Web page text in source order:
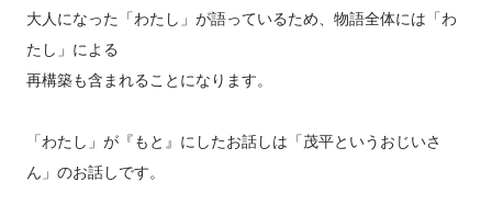
大人になった「わたし」が語っているため、物語全体には「わ
たし」による
再構築も含まれることになります。
「わたし」が『もと』にしたお話しは「茂平というおじいさ
ん」のお話しです。